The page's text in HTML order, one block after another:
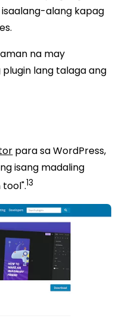
alang kapag
na may
lang talaga ang
para sa WordPress,
isang madaling
tool".13